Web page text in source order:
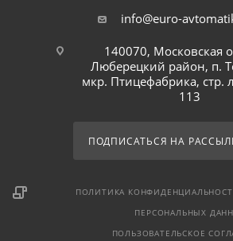
info@euro-
140070, Московская
Люберецкий район, п.
мкр. Птицефабрика, стр.
113
ПОДПИСАТЬСЯ НА
ПОЛИТИКА
ПЕРСОНАЛЬНЫХ
ПОЛЬЗОВАТЕЛЬСКОЕ